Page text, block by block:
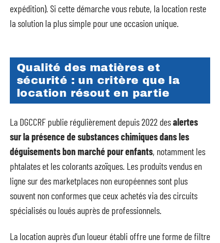
expédition). Si cette démarche vous rebute, la location reste
la solution la plus simple pour une occasion unique.
Qualité des matières et
sécurité : un critère que la
location résout en partie
La DGCCRF publie régulièrement depuis 2022 desalertes
sur la présence de substances chimiques dans les
déguisements bon marché pour enfants, notamment les
phtalates et les colorants azoïques. Les produits vendus en
ligne sur des marketplaces non européennes sont plus
souvent non conformes que ceux achetés via des circuits
spécialisés ou loués auprès de professionnels.
La location auprès d’un loueur établi offre une forme de filtre